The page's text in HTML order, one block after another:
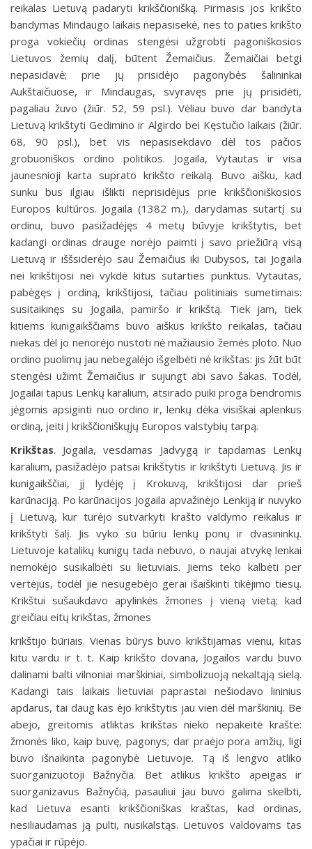
reikalas Lietuvą padaryti krikščionišką. Pirmasis jos krikšto
bandymas Mindaugo laikais nepasisekė, nes to paties krikšto
proga vokiečių ordinas stengėsi užgrobti pagoniškosios
Lietuvos žemių dalį, būtent Žemaičius. Žemaičiai betgi
nepasidavė; prie jų prisidėjo pagonybės šalininkai
Aukštaičiuose, ir Mindaugas, svyravęs prie jų prisidėti,
pagaliau žuvo (žiūr. 52, 59 psl.). Vėliau buvo dar bandyta
Lietuvą krikštyti Gedimino ir Algirdo bei Kęstučio laikais (žiūr.
68, 90 psl.), bet vis nepasisekdavo dėl tos pačios
grobuoniškos ordino politikos. Jogaila, Vytautas ir visa
jaunesnioji karta suprato krikšto reikalą. Buvo aišku, kad
sunku bus ilgiau išlikti neprisidėjus prie krikščioniškosios
Europos kultūros. Jogaila (1382 m.), darydamas sutartį su
ordinu, buvo pasižadėjęs 4 metų būvyje krikštytis, bet
kadangi ordinas drauge norėjo paimti į savo priežiūrą visą
Lietuvą ir iššsiderėjo sau Žemaičius iki Dubysos, tai Jogaila
nei krikštijosi nei vykdė kitus sutarties punktus. Vytautas,
pabėgęs į ordiną, krikštijosi, tačiau politiniais sumetimais:
susitaikinęs su Jogaila, pamiršo ir krikštą. Tiek jam, tiek
kitiems kunigaikščiams buvo aiškus krikšto reikalas, tačiau
niekas dėl jo nenorėjo nustoti nė mažiausio žemės ploto. Nuo
ordino puolimų jau nebegalėjo išgelbėti nė krikštas: jis žūt būt
stengėsi užimt Žemaičius ir sujungt abi savo šakas. Todėl,
Jogailai tapus Lenkų karalium, atsirado puiki proga bendromis
jėgomis apsiginti nuo ordino ir, lenkų dėka visiškai aplenkus
ordiną, įeiti į krikščioniškųjų Europos valstybių tarpą.
Krikštas. Jogaila, vesdamas Jadvygą ir tapdamas Lenkų
karalium, pasižadėjo patsai krikštytis ir krikštyti Lietuvą. Jis ir
kunigaikščiai, jį lydėję į Krokuvą, krikštijosi dar prieš
karūnaciją. Po karūnacijos Jogaila apvažinėjo Lenkiją ir nuvyko
į Lietuvą, kur turėjo sutvarkyti krašto valdymo reikalus ir
krikštyti šalį. Jis vyko su būriu lenkų ponų ir dvasininkų.
Lietuvoje katalikų kunigų tada nebuvo, o naujai atvykę lenkai
nemokėjo susikalbėti su lietuviais. Jiems teko kalbėti per
vertėjus, todėl jie nesugebėjo gerai išaiškinti tikėjimo tiesų.
Krikštui sušaukdavo apylinkės žmones į vieną vietą; kad
greičiau eitų krikštas, žmones
krikštijo būriais. Vienas būrys buvo krikštijamas vienu, kitas
kitu vardu ir t. t. Kaip krikšto dovana, Jogailos vardu buvo
dalinami balti vilnoniai marškiniai, simbolizuoją nekaltąją sielą.
Kadangi tais laikais lietuviai paprastai nešiodavo lininius
apdarus, tai daug kas ėjo krikštytis jau vien dėl marškinių. Be
abejo, greitomis atliktas krikštas nieko nepakeitė krašte:
žmonės liko, kaip buvę, pagonys; dar praėjo pora amžių, ligi
buvo išnaikinta pagonybė Lietuvoje. Tą iš lengvo atliko
suorganizuotoji Bažnyčia. Bet atlikus krikšto apeigas ir
suorganizavus Bažnyčią, pasauliui jau buvo galima skelbti,
kad Lietuva esanti krikščioniškas kraštas, kad ordinas,
nesiliaudamas ją pulti, nusikalstąs. Lietuvos valdovams tas
ypačiai ir rūpėjo.